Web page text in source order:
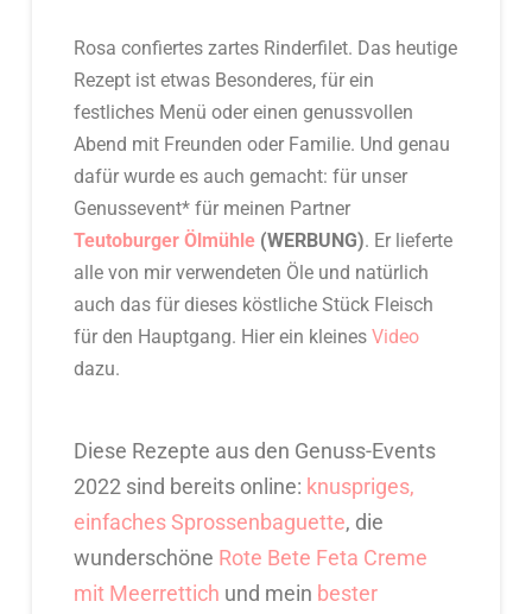
Rosa confiertes zartes Rinderfilet. Das heutige
Rezept ist etwas Besonderes, für ein
festliches Menü oder einen genussvollen
Abend mit Freunden oder Familie. Und genau
dafür wurde es auch gemacht: für unser
Genussevent* für meinen Partner
Teutoburger Ölmühle(WERBUNG). Er lieferte
alle von mir verwendeten Öle und natürlich
auch das für dieses köstliche Stück Fleisch
für den Hauptgang. Hier ein kleines Video
dazu.
Diese Rezepte aus den Genuss-Events
2022 sind bereits online: knuspriges,
einfaches Sprossenbaguette, die
wunderschöne Rote Bete Feta Creme
mit Meerrettich und mein bester